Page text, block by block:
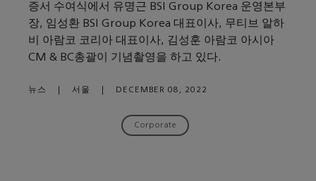
증서 수여식에서 유명근 BSI Group Korea 운영본부
장, 임성환 BSI Group Korea 대표이사, 무티브 알하
비 아람코 코리아 대표이사, 김성훈 아람코 아시아
CM & BC총괄이 기념촬영을 하고 있다.
뉴스 서울 DECEMBER 08, 2022
Corporate